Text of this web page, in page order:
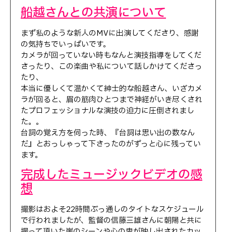
船越さんとの共演について
まず私のような新人のMVに出演してくださり、感謝
の気持ちでいっぱいです。
カメラが回っていない時もなんと演技指導をしてくだ
さったり、この楽曲や私について話しかけてくださっ
たり、
本当に優しくて温かくて紳士的な船越さん、いざカメ
ラが回ると、眉の筋肉ひとつまで神経がいき尽くされ
たプロフェッショナルな演技の迫力に圧倒されまし
た。。
台詞の覚え方を伺った時、『台詞は思い出の数なん
だ』とおっしゃって下さったのがずっと心に残ってい
ます。
完成したミュージックビデオの感
想
撮影はおよそ22時間ぶっ通しのタイトなスケジュール
で行われましたが、監督の信藤三雄さんに朝陽と共に